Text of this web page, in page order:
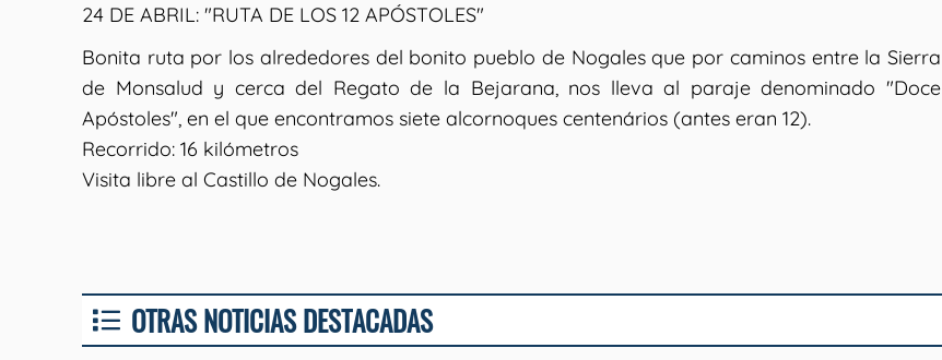
24 DE ABRIL: "RUTA DE LOS 12 APÓSTOLES"
Bonita ruta por los alrededores del bonito pueblo de Nogales que por caminos entre la Sierra
de Monsalud y cerca del Regato de la Bejarana, nos lleva al paraje denominado "Doce
Apóstoles", en el que encontramos siete alcornoques centenários (antes eran 12).
Recorrido: 16 kilómetros
Visita libre al Castillo de Nogales.
OTRAS NOTICIAS DESTACADAS